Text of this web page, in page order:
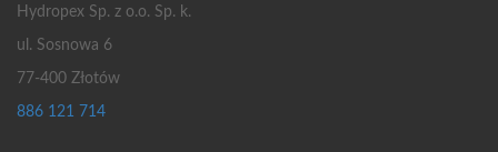
Hydropex Sp. z o.o. Sp. k.
ul. Sosnowa 6
77-400 Złotów
886 121 714